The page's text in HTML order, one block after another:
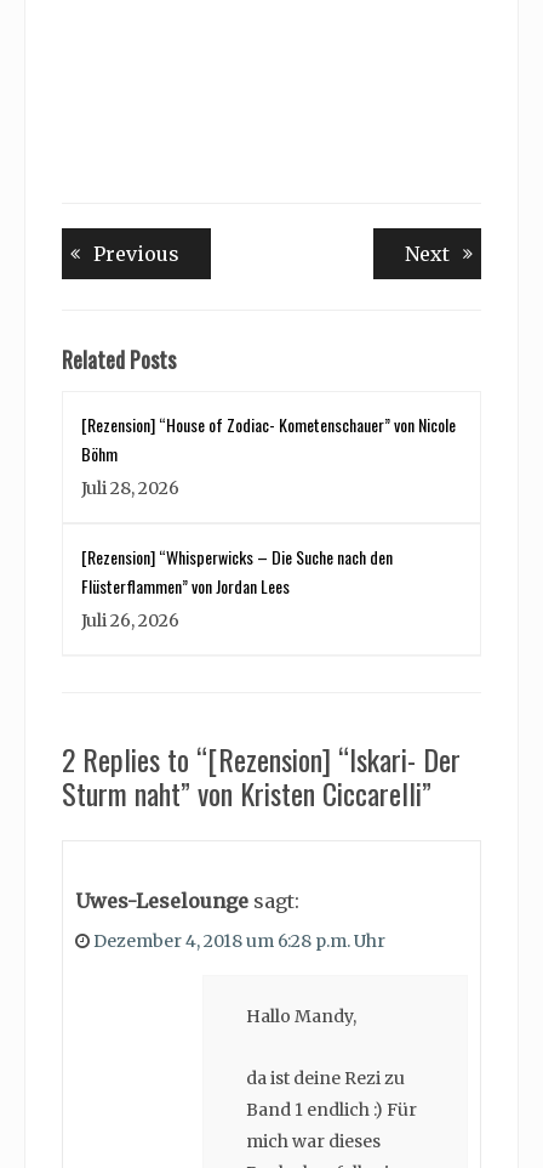
Beitragsnavigation
Previous NextNext
Related Posts
[Rezension] “House of Zodiac- Kometenschauer” von Nicole
Böhm
Juli 28, 2026
[Rezension] “Whisperwicks – Die Suche nach den
Flüsterflammen” von Jordan Lees
Juli 26, 2026
2 Replies to “[Rezension] “Iskari- Der
Sturm naht” von Kristen Ciccarelli”
Uwes-Leselounge sagt:
Dezember 4, 2018 um 6:28 p.m. Uhr
Hallo Mandy,
da ist deine Rezi zu
Band 1 endlich :) Für
mich war dieses